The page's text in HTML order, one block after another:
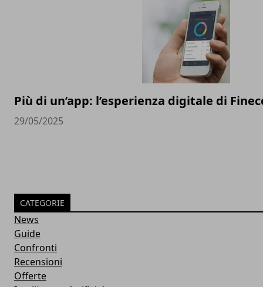
Più di un’app: l’esperienza digitale di
29/05/2025
CATEGORIE
News
Guide
Confronti
Recensioni
Offerte